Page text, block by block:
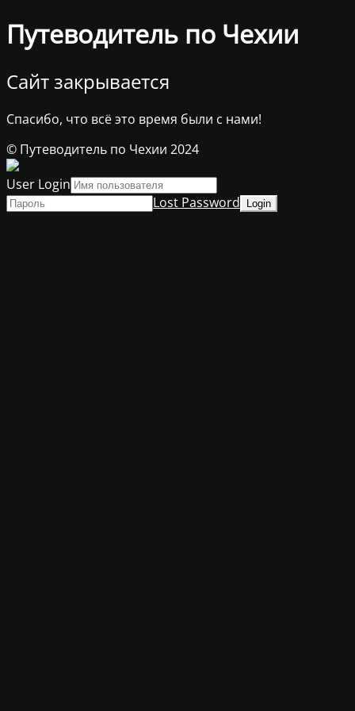
Путеводитель по Чехии
Сайт закрывается
Спасибо, что всё это время были с нами!
© Путеводитель по Чехии 2024
User Login
Lost Password